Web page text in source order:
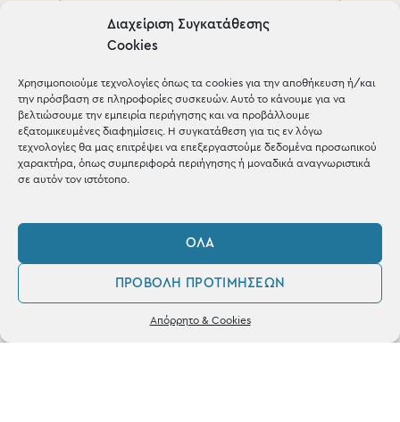
Διαχείριση Συγκατάθεσης
Cookies
Χρησιμοποιούμε τεχνολογίες όπως τα cookies για την αποθήκευση ή/και
την πρόσβαση σε πληροφορίες συσκευών. Αυτό το κάνουμε για να
βελτιώσουμε την εμπειρία περιήγησης και να προβάλλουμε
εξατομικευμένες διαφημίσεις. Η συγκατάθεση για τις εν λόγω
τεχνολογίες θα μας επιτρέψει να επεξεργαστούμε δεδομένα προσωπικού
χαρακτήρα, όπως συμπεριφορά περιήγησης ή μοναδικά αναγνωριστικά
σε αυτόν τον ιστότοπο.
ΌΛΑ
ΠΡΟΒΟΛΉ ΠΡΟΤΙΜΉΣΕΩΝ
Απόρρητο & Cookies
μέσα σε 1-3 μέρες σε όλη
με Χρεωστική & Πιστωτική
Ηλεκτρονικές
Πληρωμές
0